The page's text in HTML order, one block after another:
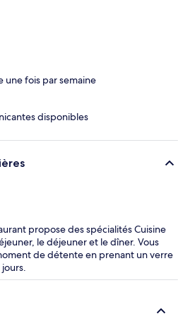
une fois par semaine
disponibles
propose des spécialités Cuisine
le déjeuner et le dîner. Vous
de détente en prenant un verre